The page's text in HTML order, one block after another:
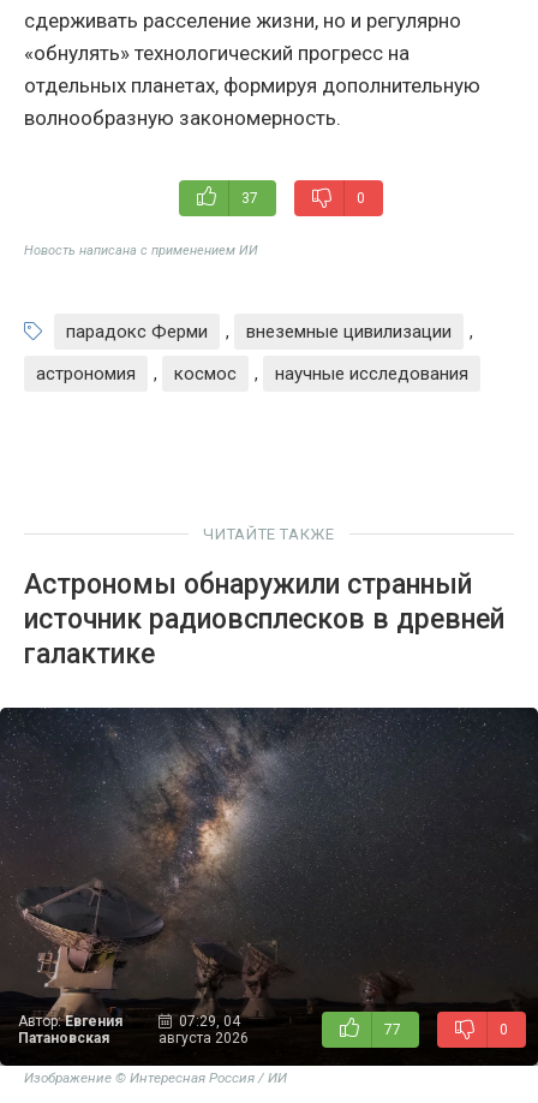
сдерживать расселение жизни, но и регулярно
«обнулять» технологический прогресс на
отдельных планетах, формируя дополнительную
волнообразную закономерность.
37 0
Новость написана с применением ИИ
парадокс Ферми , внеземные цивилизации
,
астрономия
, космос , научные исследования
ЧИТАЙТЕ ТАКЖЕ
Астрономы обнаружили странный
источник радиовсплесков в древней
галактике
Автор:Евгения
Патановская
07:29, 04
августа 2026
77 0
Изображение © Интересная Россия / ИИ